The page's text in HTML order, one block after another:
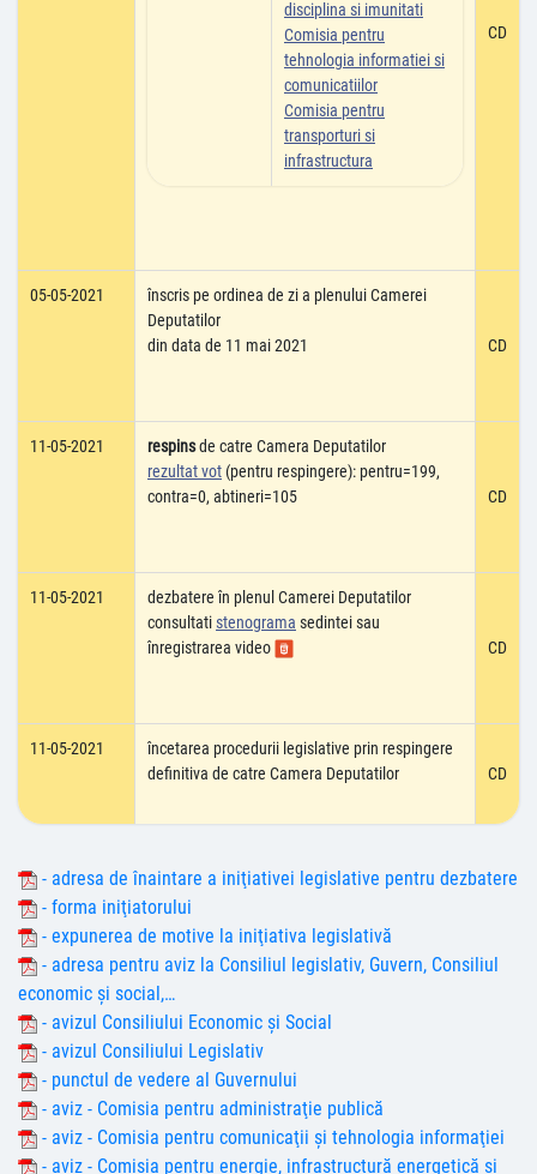
disciplina si imunitati
Comisia pentru
tehnologia informatiei si
comunicatiilor
Comisia pentru
transporturi si
infrastructura
CD
05-05-2021
înscris pe ordinea de zi a plenului Camerei
Deputatilor
din data de 11 mai 2021
CD
11-05-2021 respinsde catre Camera Deputatilor
rezultat vot (pentru respingere): pentru=199,
contra=0, abtineri=105
CD
11-05-2021
dezbatere în plenul Camerei Deputatilor
consultatistenograma sedintei sau
înregistrarea video
CD
11-05-2021
încetarea procedurii legislative prin respingere
definitiva de catre Camera Deputatilor
CD
- adresa de înaintare a iniţiativei legislative pentru dezbatere
- forma iniţiatorului
- expunerea de motive la iniţiativa legislativă
- adresa pentru aviz la Consiliul legislativ, Guvern, Consiliul
economic şi social,…
- avizul Consiliului Economic şi Social
- avizul Consiliului Legislativ
- punctul de vedere al Guvernului
- aviz - Comisia pentru administraţie publică
- aviz - Comisia pentru comunicaţii şi tehnologia informaţiei
- aviz - Comisia pentru energie, infrastructură energetică şi